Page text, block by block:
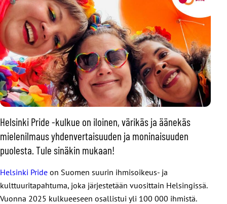
Helsinki Pride -kulkue on iloinen, värikäs ja äänekäs
mielenilmaus yhdenvertaisuuden ja moninaisuuden
puolesta. Tule sinäkin mukaan!
Helsinki Pride on Suomen suurin ihmisoikeus- ja
kulttuuritapahtuma, joka järjestetään vuosittain Helsingissä.
Vuonna 2025 kulkueeseen osallistui yli 100 000 ihmistä.